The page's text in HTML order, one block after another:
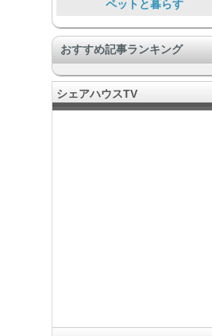
ペットと暮らす
ワンランク上の豪華な施設
コミュニティのある暮らし
クリエーターが集う場所
その他ユニーク物件
おすすめ記事ランキング
シェアハウスTV